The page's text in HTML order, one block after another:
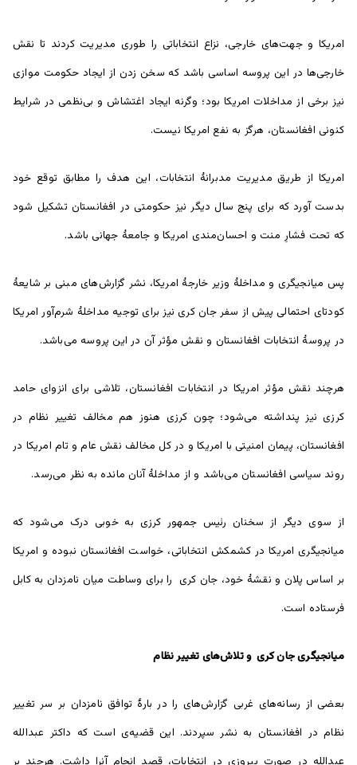
امریکا و جهت‌های خارجی، نزاع انتخاباتی را طوری مدیریت کردند تا نقش
خارجی‌ها در این پروسه اساسی باشد که سخن زدن از ایجاد حکومت موازی
نیز برخی از مداخلات امریکا بود؛ وگرنه ایجاد اغتشاش و بی‌نظمی در شرایط
کنونی افغانستان، هرگز به نفع امریکا نیست.
امریکا از طریق مدیریت مدبرانۀ انتخابات، این هدف را مطابق توقع خود
بدست آورد که برای پنج سال دیگر نیز حکومتی در افغانستان تشکیل شود
که تحت فشارِ منت و احسان‌مندی امریکا و جامعۀ جهانی باشد.
پس میانجیگری و مداخلۀ وزیر خارجۀ امریکا، نشر گزارش‌های مبنی بر شایعۀ
کودتای احتمالی پیش از سفر جان کری نیز برای توجیه مداخلۀ شرم‌آور امریکا
در پروسۀ انتخابات افغانستان و نقش مؤثر آن در این پروسه می‌باشد.
هرچند نقش مؤثر امریکا در انتخابات افغانستان، تلاشی برای انزوای حامد
کرزی نیز پنداشته می‌شود؛ چون کرزی هنوز هم مخالف تغییر نظام در
افغانستان، پیمان امنیتی با امریکا و در کل مخالف نقش عام و تام امریکا در
روند سیاسی افغانستان می‌باشد و از مداخلۀ آنان مانده به نظر می‌رسد.
از سوی دیگر از سخنان رئیس جمهور کرزی به خوبی درک می‌شود که
میانجیگری امریکا در کشمکش انتخاباتی، خواست افغانستان نبوده و امریکا
بر اساس پلان و نقشۀ خود، جان کری را برای وساطت میان نامزدان به کابل
فرستاده است.
میانجیگری جان کری و تلاش‌های تغییر نظام
بعضی از رسانه‌های غربی گزارش‌های را در بارۀ توافق نامزدان بر سر تغییر
نظام در افغانستان به نشر سپردند. این قضیه‌ی است که داکتر عبدالله
عبدالله در صورت پیروزی در انتخابات، قصد انجام آنرا داشت. هرچند بر